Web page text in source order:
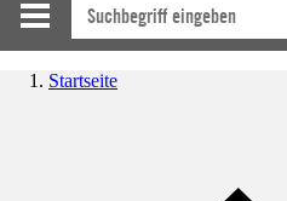
Startseite